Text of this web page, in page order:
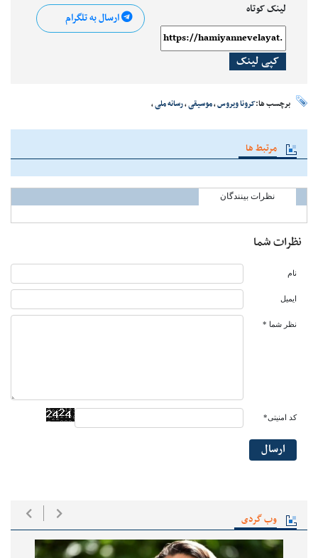
وب گردی
لینک کوتاه
کپی لینک
ارسال به تلگرام
برچسب ها:کرونا ویروس،موسیقی،رسانه ملی،
مرتبط ها
نظرات بینندگان
نظرات شما
نام
ایمیل
نظر شما *
کد امنیتی*
ارسال